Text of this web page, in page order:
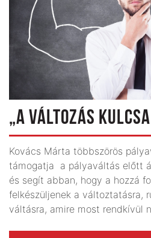
„A VÁLTOZÁS
Kovács Márta többszörös
támogatja a pályaváltás előtt
és segít abban, hogy a hozzá
felkészüljenek a változtatásra,
váltásra, amire most rendkívül